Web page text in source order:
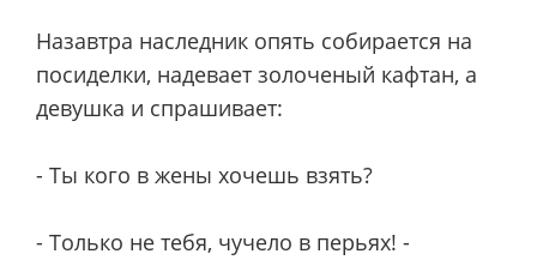
Назавтра наследник опять собирается на
посиделки, надевает золоченый кафтан, а
девушка и спрашивает:
- Ты кого в жены хочешь взять?
- Только не тебя, чучело в перьях! -